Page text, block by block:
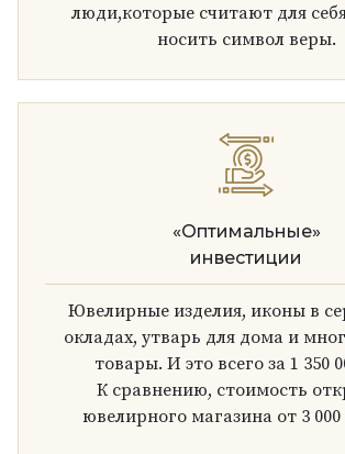
люди,которые считают для
носить символ веры.
«Оптимальные»
инвестиции
Ювелирные изделия, иконы в
окладах, утварь для дома и
товары. И это всего за 1 350
К сравнению, стоимость
ювелирного магазина от 3 000